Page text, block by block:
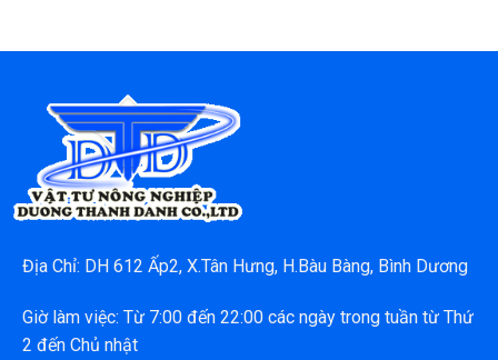
Địa Chỉ: DH 612 Ấp2, X.Tân Hưng, H.Bàu Bàng, Bình Dương
Giờ làm việc: Từ 7:00 đến 22:00 các ngày trong tuần từ Thứ
2 đến Chủ nhật